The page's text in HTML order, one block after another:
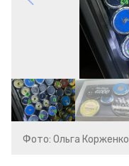
Фото: Ольга Корженко